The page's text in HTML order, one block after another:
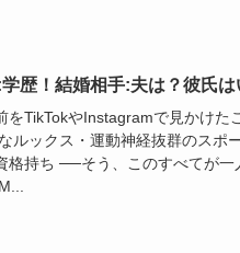
歴！結婚相手:夫は？彼氏は
をTikTokやInstagramで見かけた
ルックス・運動神経抜群のスポ
格持ち ──そう、このすべてが一